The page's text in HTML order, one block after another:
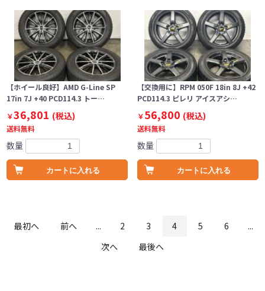
【ホイール良好】AMD G-Line SP
17in 7J +40 PCD114.3 トー…
￥36,801 (税込)
送料無料
数量
カートに入れる
【交換用に】RPM 050F 18in 8J +42
PCD114.3 ピレリ アイスアシ…
￥56,800 (税込)
送料無料
数量
カートに入れる
最初へ 前へ ... 2 3 4 5 6
...
次へ
最後へ